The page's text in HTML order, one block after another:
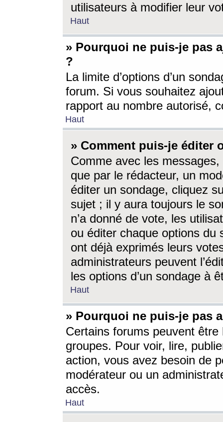
utilisateurs à modifier leur
Haut
» Pourquoi ne puis-je pas
?
La limite d’options d’un
forum. Si vous souhaitez
rapport au nombre autorisé,
Haut
» Comment puis-je éditer
Comme avec les
que par le rédacteur, un
éditer un sondage, cliquez
sujet ; il y aura toujours le
n’a donné de vote, les
ou éditer chaque options du
ont déjà exprimés leurs
administrateurs peuvent
les options d’un sondage à
Haut
» Pourquoi ne puis-je pas
Certains forums peuvent être
groupes. Pour voir, lire,
action, vous avez besoin de
modérateur ou un
accès.
Haut